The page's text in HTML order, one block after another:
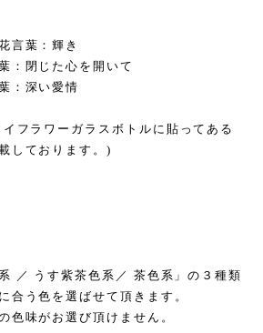
言葉：輝き
：閉じた心を開いて
：深い愛情
フラワーガラスボトルに貼ってある
しております。)
／ うす紫茶色系／ 茶色系」の３種類
合う色を選ばせて頂きます。
色味がお選び頂けません。